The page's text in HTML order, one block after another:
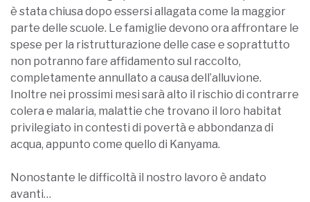
è stata chiusa dopo essersi allagata come la maggior
parte delle scuole. Le famiglie devono ora affrontare le
spese per la ristrutturazione delle case e soprattutto
non potranno fare affidamento sul raccolto,
completamente annullato a causa dell’alluvione.
Inoltre nei prossimi mesi sarà alto il rischio di contrarre
colera e malaria, malattie che trovano il loro habitat
privilegiato in contesti di povertà e abbondanza di
acqua, appunto come quello di Kanyama.
Nonostante le difficoltà il nostro lavoro è andato
avanti…